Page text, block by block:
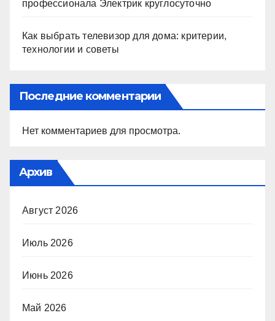
профессионала Электрик круглосуточно
Как выбрать телевизор для дома: критерии,
технологии и советы
Последние комментарии
Нет комментариев для просмотра.
Архив
Август 2026
Июль 2026
Июнь 2026
Май 2026